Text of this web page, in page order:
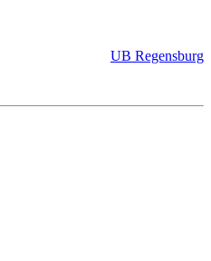
UB Regensburg